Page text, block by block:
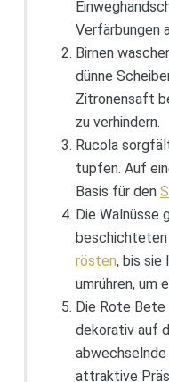
Verfärbungen
Birnen
dünne
Zitronensaft
zu verhindern.
Rucola
tupfen. Auf
Basis für den
Die Walnüsse
beschichteten
rösten, bis sie
umrühren, um
Die Rote Bete
dekorativ auf
attraktive